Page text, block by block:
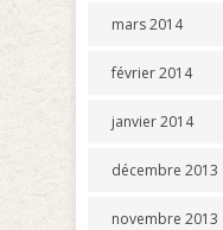
mars 2014
février 2014
janvier 2014
décembre 2013
novembre 2013